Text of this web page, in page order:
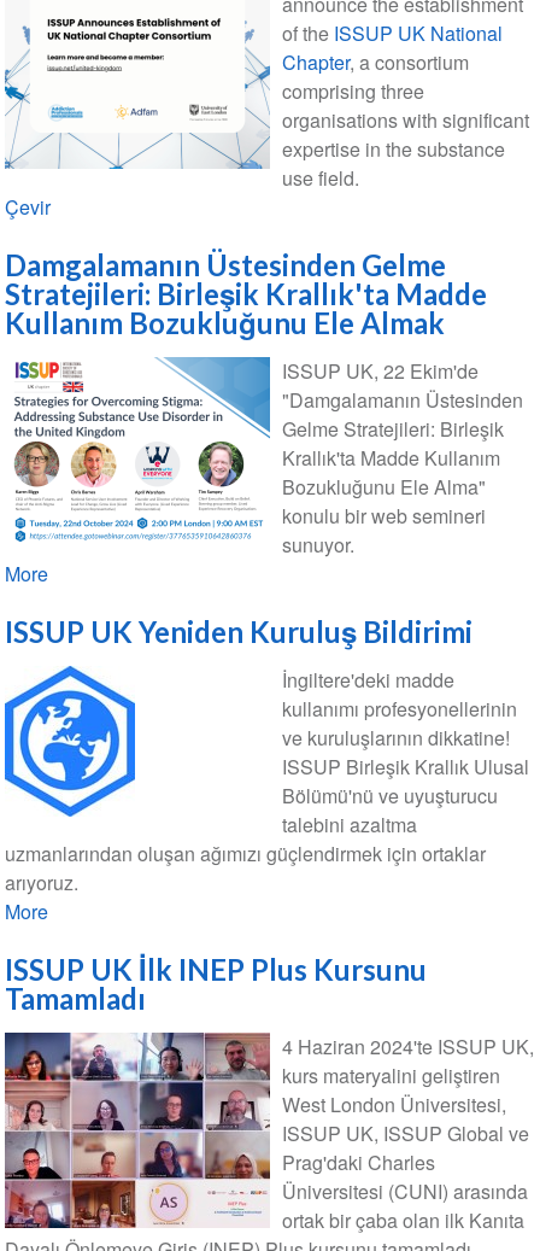
of the ISSUP UK National
Chapter, a consortium
comprising three
organisations with significant
expertise in the substance
use field.
Çevir
Damgalamanın Üstesinden Gelme
Stratejileri: Birleşik Krallık'ta Madde
Kullanım Bozukluğunu Ele Almak
ISSUP UK, 22 Ekim'de
"Damgalamanın Üstesinden
Gelme Stratejileri: Birleşik
Krallık'ta Madde Kullanım
Bozukluğunu Ele Alma"
konulu bir web semineri
sunuyor.
More
ISSUP UK Yeniden Kuruluş Bildirimi
İngiltere'deki madde
kullanımı profesyonellerinin
ve kuruluşlarının dikkatine!
ISSUP Birleşik Krallık Ulusal
Bölümü'nü ve uyuşturucu
talebini azaltma
uzmanlarından oluşan ağımızı güçlendirmek için ortaklar
arıyoruz.
More
ISSUP UK İlk INEP Plus Kursunu
Tamamladı
4 Haziran 2024'te ISSUP UK,
kurs materyalini geliştiren
West London Üniversitesi,
ISSUP UK, ISSUP Global ve
Prag'daki Charles
Üniversitesi (CUNI) arasında
ortak bir çaba olan ilk Kanıta